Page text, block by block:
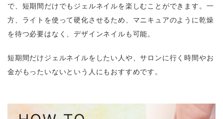
で、短期間だけでもジェルネイルを楽しむことができます。一
方、ライトを使って硬化させるため、マニキュアのように乾燥
を待つ必要はなく、デザインネイルも可能。
短期間だけジェルネイルをしたい人や、サロンに行く時間やお
金がもったいないという人にもおすすめです。